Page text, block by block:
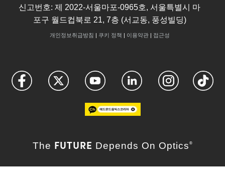
신고번호: 제 2022-서울마포-0965호, 서울특별시 마
포구 월드컵북로 21, 7층 (서교동, 풍성빌딩)
개인정보취급방침 | 쿠키 정책 | 이용약관| 접근성
The FUTURE Depends On Optics ®